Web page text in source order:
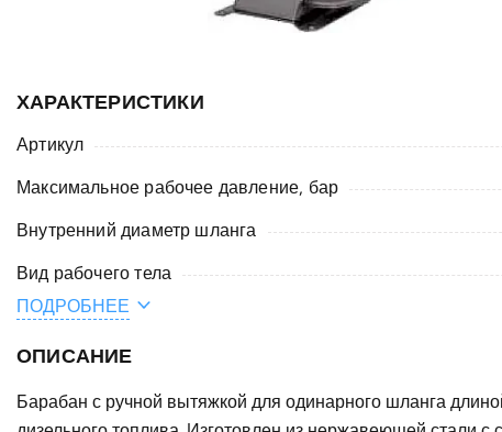
ХАРАКТЕРИСТИКИ
Артикул
Максимальное рабочее давление, бар
Внутренний диаметр шланга
Вид рабочего тела
Тип шланга
Общая длина шланга / кабеля, м
Материал
ПОДРОБНЕЕ
ОПИСАНИЕ
Барабан с ручной вытяжкой для одинарного шланга